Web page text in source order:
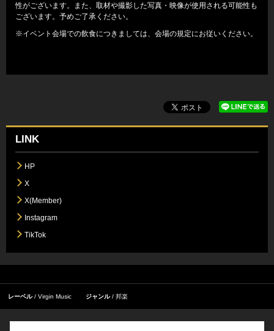
性がございます。また、取材や撮影した写真・映像が使用される可能性も
ございます。予めご了承ください。
※イベント会場での飲食につきましては、会場の規定にお従いください。
LINK
HP
X
X(Member)
Instagram
TikTok
レーベル Virgin Music ジャンル 邦楽